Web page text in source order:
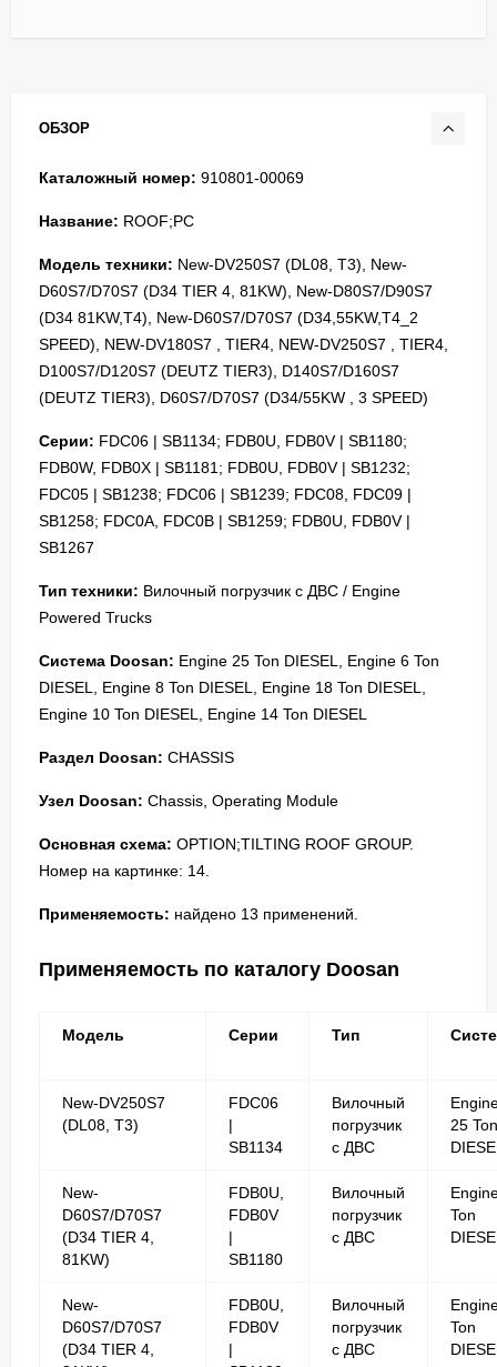
ОБЗОР
Каталожный номер: 910801-00069
Название: ROOF;PC
Модель техники: New-DV250S7 (DL08, T3), New-
D60S7/D70S7 (D34 TIER 4, 81KW), New-D80S7/D90S7
(D34 81KW,T4), New-D60S7/D70S7 (D34,55KW,T4_2
SPEED), NEW-DV180S7 , TIER4, NEW-DV250S7 , TIER4,
D100S7/D120S7 (DEUTZ TIER3), D140S7/D160S7
(DEUTZ TIER3), D60S7/D70S7 (D34/55KW , 3 SPEED)
Серии: FDC06 | SB1134; FDB0U, FDB0V | SB1180;
FDB0W, FDB0X | SB1181; FDB0U, FDB0V | SB1232;
FDC05 | SB1238; FDC06 | SB1239; FDC08, FDC09 |
SB1258; FDC0A, FDC0B | SB1259; FDB0U, FDB0V |
SB1267
Тип техники: Вилочный погрузчик с ДВС / Engine
Powered Trucks
Система Doosan: Engine 25 Ton DIESEL, Engine 6 Ton
DIESEL, Engine 8 Ton DIESEL, Engine 18 Ton DIESEL,
Engine 10 Ton DIESEL, Engine 14 Ton DIESEL
Раздел Doosan: CHASSIS
Узел Doosan: Chassis, Operating Module
Основная схема: OPTION;TILTING ROOF GROUP.
Номер на картинке: 14.
Применяемость: найдено 13 применений.
Применяемость по каталогу Doosan
Модель Серии Тип
New-DV250S7
(DL08, T3)
FDC06
|
SB1134
Вилочный
погрузчик
с ДВС
25 Ton
New-
D60S7/D70S7
(D34 TIER 4,
81KW)
FDB0U,
FDB0V
|
SB1180
Вилочный
погрузчик
с ДВС
Ton
New-
D60S7/D70S7
(D34 TIER 4,
FDB0U,
FDB0V
|
Вилочный
погрузчик
с ДВС
Ton